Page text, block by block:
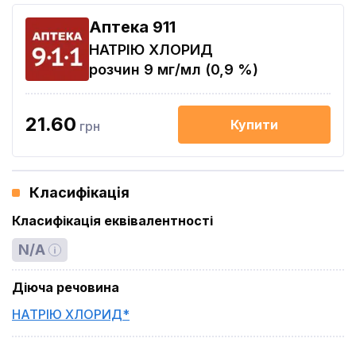
Aптека 911
НАТРІЮ ХЛОРИД
розчин 9 мг/мл (0,9 %)
21.60 грн Купити
Класифікація
Класифікація еквівалентності
N/A
Діюча речовина
НАТРІЮ ХЛОРИД*